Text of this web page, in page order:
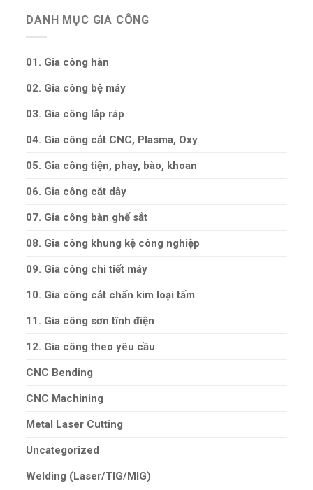
DANH MỤC GIA CÔNG
01. Gia công hàn
02. Gia công bệ máy
03. Gia công lắp ráp
04. Gia công cắt CNC, Plasma, Oxy
05. Gia công tiện, phay, bào, khoan
06. Gia công cắt dây
07. Gia công bàn ghế sắt
08. Gia công khung kệ công nghiệp
09. Gia công chi tiết máy
10. Gia công cắt chấn kim loại tấm
11. Gia công sơn tĩnh điện
12. Gia công theo yêu cầu
CNC Bending
CNC Machining
Metal Laser Cutting
Uncategorized
Welding (Laser/TIG/MIG)